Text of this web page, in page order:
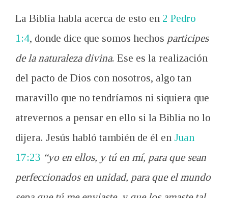
La Biblia habla acerca de esto en 2 Pedro
1:4, donde dice que somos hechos participes
de la naturaleza divina. Ese es la realización
del pacto de Dios con nosotros, algo tan
maravillo que no tendríamos ni siquiera que
atrevernos a pensar en ello si la Biblia no lo
dijera. Jesús habló también de él en Juan
17:23 “yo en ellos, y tú en mí, para que sean
perfeccionados en unidad, para que el mundo